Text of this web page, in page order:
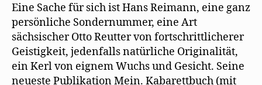
Eine Sache für sich ist Hans Reimann, eine ganz
persönliche Sondernummer, eine Art
sächsischer Otto Reutter von fortschrittlicherer
Geistigkeit, jedenfalls natürliche Originalität,
ein Kerl von eignem Wuchs und Gesicht. Seine
neueste Publikation Mein. Kabarettbuch (mit